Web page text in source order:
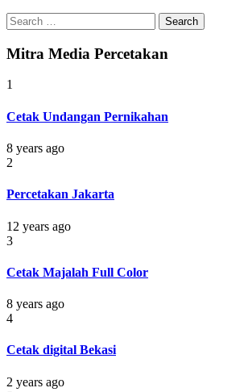
Search
for:
Mitra Media Percetakan
1
Cetak Undangan Pernikahan
8 years ago
2
Percetakan Jakarta
12 years ago
3
Cetak Majalah Full Color
8 years ago
4
Cetak digital Bekasi
2 years ago